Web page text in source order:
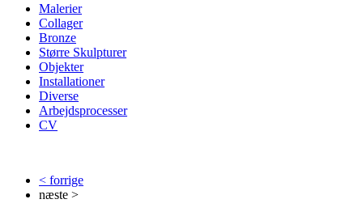
Malerier
Collager
Bronze
Større Skulpturer
Objekter
Installationer
Diverse
Arbejdsprocesser
CV
< forrige
næste >